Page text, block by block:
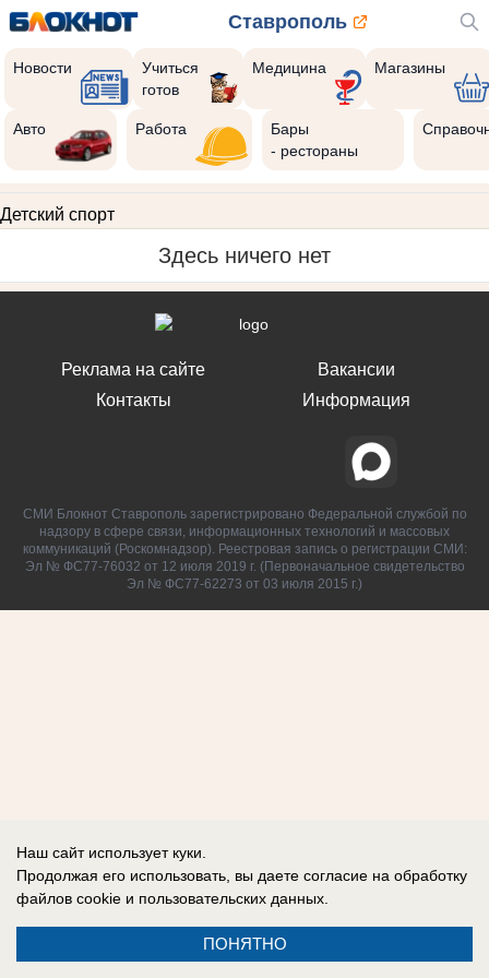
Ставрополь
Новости
Учиться
готов
Медицина Магазины
Авто Работа
Бары
- рестораны
Детский спорт
Здесь ничего нет
Реклама на сайте
Контакты
Вакансии
Информация
СМИ Блокнот Ставрополь зарегистрировано Федеральной службой по
надзору в сфере связи, информационных технологий и массовых
коммуникаций (Роскомнадзор). Реестровая запись о регистрации СМИ:
Эл № ФС77-76032 от 12 июля 2019 г. (Первоначальное свидетельство
Эл № ФС77-62273 от 03 июля 2015 г.)
Наш сайт использует куки.
Продолжая его использовать, вы даете согласие на обработку
файлов cookie и пользовательских данных.
ПОНЯТНО